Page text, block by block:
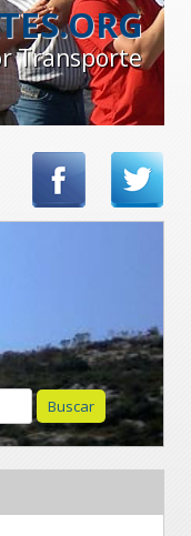
Transporte